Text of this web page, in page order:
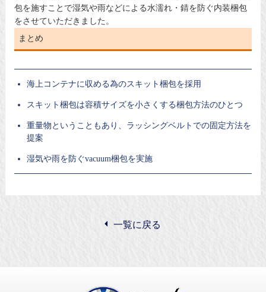
包を施すことで湿気や雨などによる水濡れ・錆を防ぐ内装梱包
をさせていただきました。
まとめ
海上コンテナに収める為のスキット梱包を採用
スキット梱包は容積サイズを小さくする梱包方法のひとつ
重量物ということもあり、ラッシングベルトでの固定方法を
提案
湿気や雨を防ぐvacuum梱包を実施
一覧に戻る